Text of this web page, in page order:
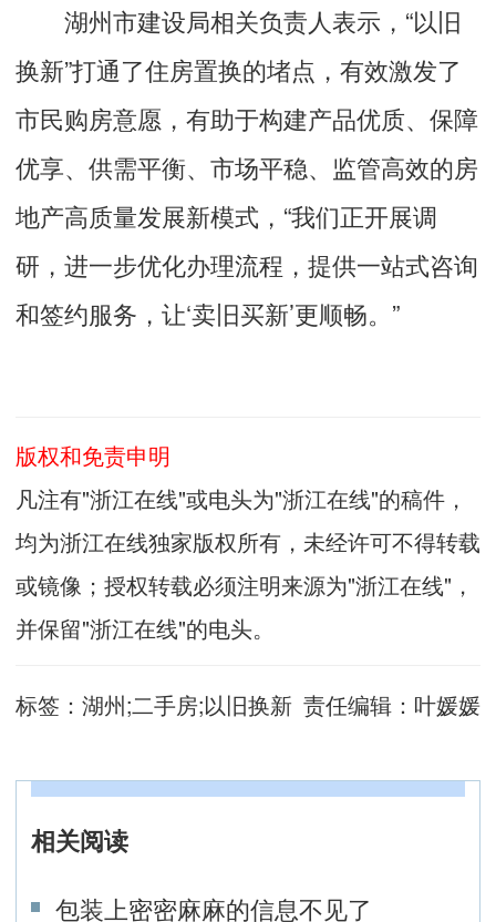
湖州市建设局相关负责人表示，“以旧
换新”打通了住房置换的堵点，有效激发了
市民购房意愿，有助于构建产品优质、保障
优享、供需平衡、市场平稳、监管高效的房
地产高质量发展新模式，“我们正开展调
研，进一步优化办理流程，提供一站式咨询
和签约服务，让‘卖旧买新’更顺畅。”
版权和免责申明
凡注有"浙江在线"或电头为"浙江在线"的稿件，
均为浙江在线独家版权所有，未经许可不得转载
或镜像；授权转载必须注明来源为"浙江在线"，
并保留"浙江在线"的电头。
标签： 湖州;二手房;以旧换新 责任编辑： 叶媛媛
相关阅读
包装上密密麻麻的信息不见了